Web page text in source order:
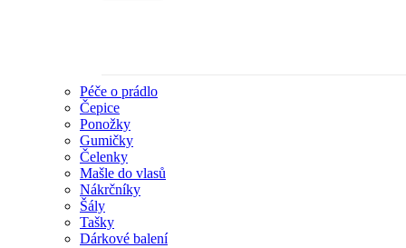
Péče o prádlo
Čepice
Ponožky
Gumičky
Čelenky
Mašle do vlasů
Nákrčníky
Šály
Tašky
Dárkové balení